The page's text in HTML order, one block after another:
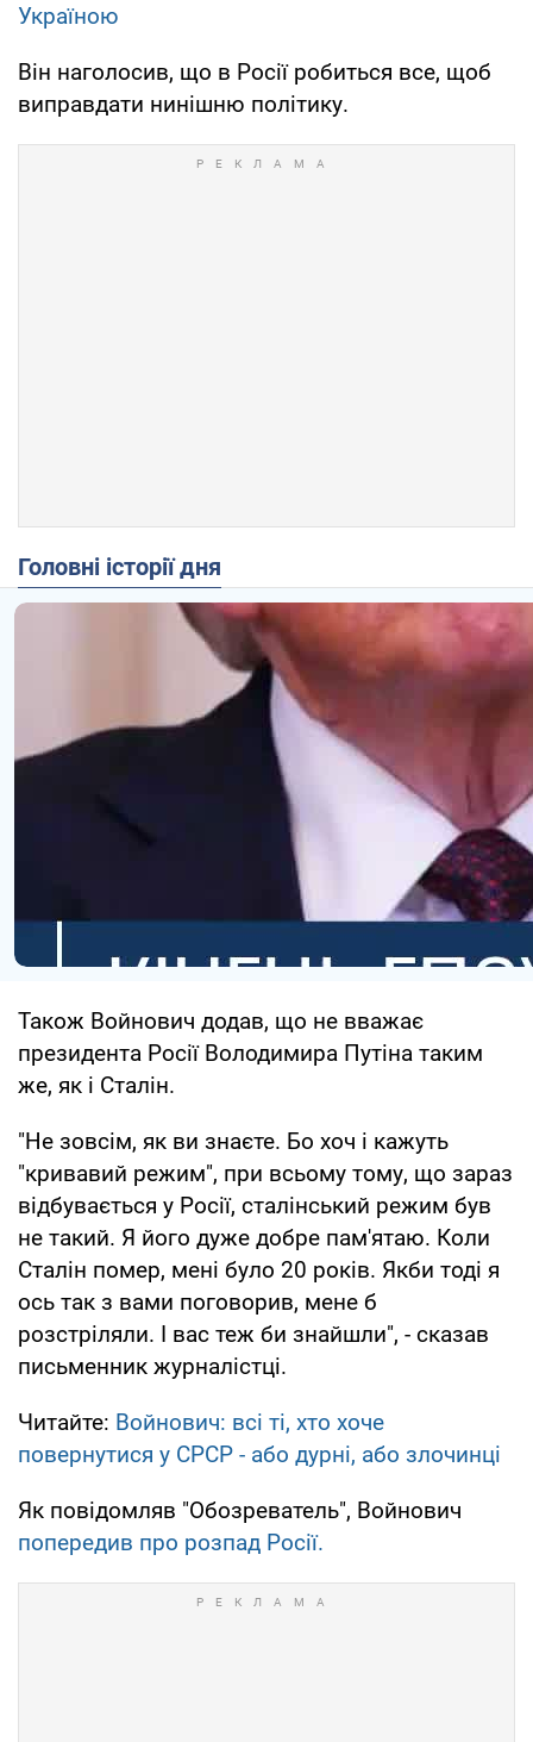
Україною
Він наголосив, що в Росії робиться все, щоб
виправдати нинішню політику.
Головні історії дня
Також Войнович додав, що не вважає
президента Росії Володимира Путіна таким
же, як і Сталін.
"Не зовсім, як ви знаєте. Бо хоч і кажуть
"кривавий режим", при всьому тому, що зараз
відбувається у Росії, сталінський режим був
не такий. Я його дуже добре пам'ятаю. Коли
Сталін помер, мені було 20 років. Якби тоді я
ось так з вами поговорив, мене б
розстріляли. І вас теж би знайшли", - сказав
письменник журналістці.
Читайте: Войнович: всі ті, хто хоче
повернутися у СРСР - або дурні, або злочинці
Як повідомляв "Обозреватель", Войнович
попередив про розпад Росії.